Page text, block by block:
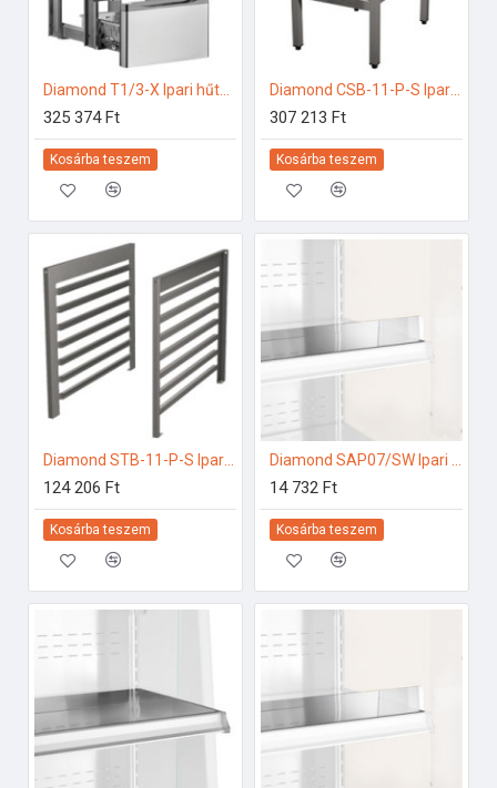
325 374 Ft
Kosárba teszem
Diamond CSB-11-P-S Ipari rozsdamentes bútorok
307 213 Ft
Kosárba teszem
124 206 Ft
Kosárba teszem
14 732 Ft
Kosárba teszem